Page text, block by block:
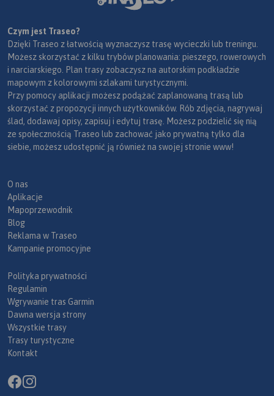
Czym jest Traseo?
Dzięki Traseo z łatwością wyznaczysz trasę wycieczki lub treningu.
Możesz skorzystać z kilku trybów planowania: pieszego, rowerowych
i narciarskiego. Plan trasy zobaczysz na autorskim podkładzie
mapowym z kolorowymi szlakami turystycznymi.
Przy pomocy aplikacji możesz podążać zaplanowaną trasą lub
skorzystać z propozycji innych użytkowników. Rób zdjęcia, nagrywaj
ślad, dodawaj opisy, zapisuj i edytuj trasę. Możesz podzielić się nią
ze społecznością Traseo lub zachować jako prywatną tylko dla
siebie, możesz udostępnić ją również na swojej stronie www!
O nas
Aplikacje
Mapoprzewodnik
Blog
Reklama w Traseo
Kampanie promocyjne
Polityka prywatności
Regulamin
Wgrywanie tras Garmin
Dawna wersja strony
Wszystkie trasy
Trasy turystyczne
Kontakt